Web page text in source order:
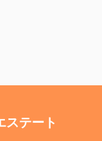
ステート